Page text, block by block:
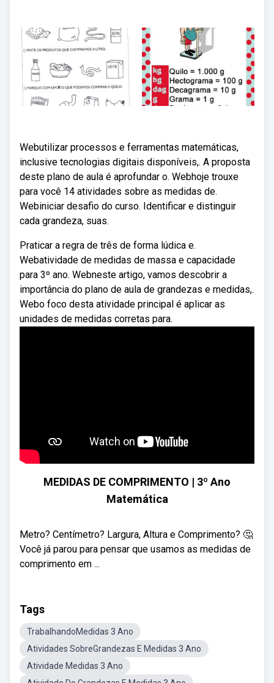
Webutilizar processos e ferramentas matemáticas,
inclusive tecnologias digitais disponíveis,. A proposta
deste plano de aula é aprofundar o. Webhoje trouxe
para você 14 atividades sobre as medidas de.
Webiniciar desafio do curso. Identificar e distinguir
cada grandeza, suas.
Praticar a regra de três de forma lúdica e.
Webatividade de medidas de massa e capacidade
para 3º ano. Webneste artigo, vamos descobrir a
importância do plano de aula de grandezas e medidas,.
Webo foco desta atividade principal é aplicar as
unidades de medidas corretas para.
MEDIDAS DE COMPRIMENTO | 3º Ano
Matemática
Metro? Centímetro? Largura, Altura e Comprimento? 🤔
Você já parou para pensar que usamos as medidas de
comprimento em ...
Tags
TrabalhandoMedidas 3 Ano
Atividades SobreGrandezas E Medidas 3 Ano
Atividade Medidas 3 Ano